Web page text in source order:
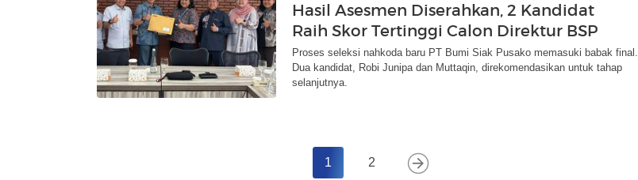
Hasil Asesmen Diserahkan, 2 Kandidat
Raih Skor Tertinggi Calon Direktur BSP
Proses seleksi nahkoda baru PT Bumi Siak Pusako memasuki babak final.
Dua kandidat, Robi Junipa dan Muttaqin, direkomendasikan untuk tahap
selanjutnya.
1 2